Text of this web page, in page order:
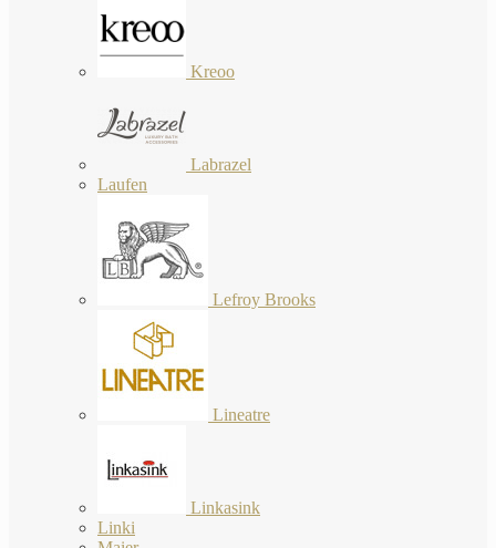
Kreoo
Labrazel
Laufen
Lefroy Brooks
Lineatre
Linkasink
Linki